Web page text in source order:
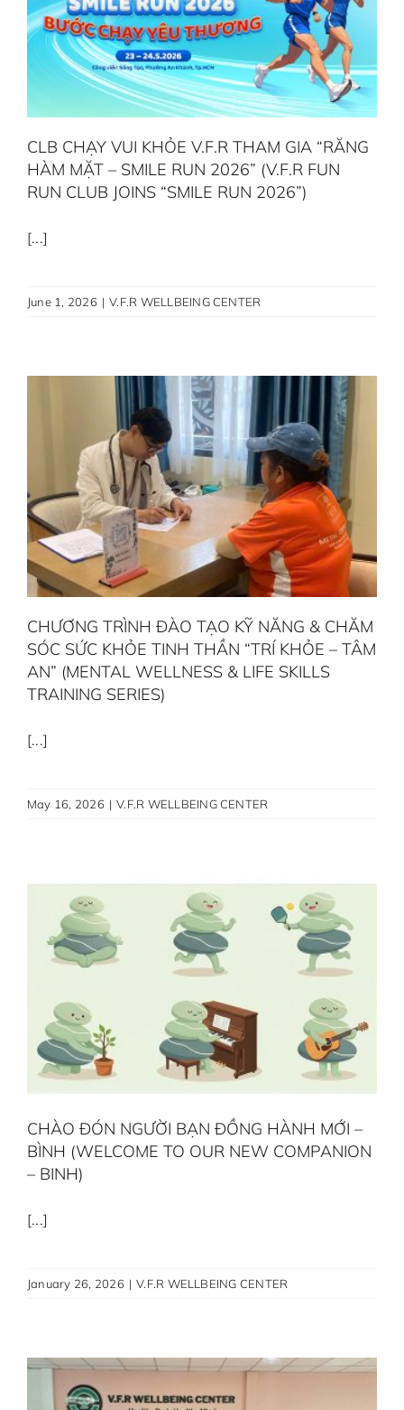
GOAL REWARDS
OPPORTUNITIES
CLB CHẠY VUI KHỎE V.F.R THAM GIA “RĂNG
HÀM MẶT – SMILE RUN 2026” (V.F.R FUN
RUN CLUB JOINS “SMILE RUN 2026”)
[...]
June 1, 2026 | V.F.R WELLBEING CENTER
CHƯƠNG TRÌNH ĐÀO TẠO KỸ NĂNG & CHĂM
SÓC SỨC KHỎE TINH THẦN “TRÍ KHỎE – TÂM
AN” (MENTAL WELLNESS & LIFE SKILLS
TRAINING SERIES)
[...]
May 16, 2026 | V.F.R WELLBEING CENTER
CHÀO ĐÓN NGƯỜI BẠN ĐỒNG HÀNH MỚI –
BÌNH (WELCOME TO OUR NEW COMPANION
– BINH)
[...]
January 26, 2026 | V.F.R WELLBEING CENTER